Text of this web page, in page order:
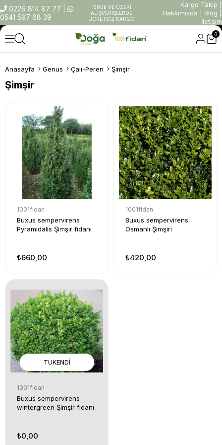
0226 814 87 77
0541 597 68 39
1500₺ VE ÜZERİ
ALIŞVERİŞLERDE
ÜCRETSİZ KARGO
Kargo Takip
Hakkımızda
Blog
İletişim
0
Anasayfa Genus Çalı-Peren Şimşir
Şimşir
1001fidan
Buxus sempervirens
Pyramidalis Şimşir fidanı
₺660,00
1001fidan
Buxus sempervirens
Osmanlı Şimşiri
₺420,00
TÜKENDI
1001fidan
Buxus sempervirens
wintergreen Şimşir fidanı
₺0,00